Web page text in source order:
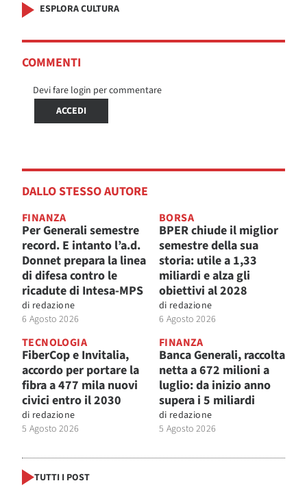
ESPLORA CULTURA
COMMENTI
Devi fare login per commentare
ACCEDI
DALLO STESSO AUTORE
FINANZA
Per Generali semestre
record. E intanto l’a.d.
Donnet prepara la linea
di difesa contro le
ricadute di Intesa-MPS
di redazione
6 Agosto 2026
BORSA
BPER chiude il miglior
semestre della sua
storia: utile a 1,33
miliardi e alza gli
obiettivi al 2028
di redazione
6 Agosto 2026
TECNOLOGIA
FiberCop e Invitalia,
accordo per portare la
fibra a 477 mila nuovi
civici entro il 2030
di redazione
5 Agosto 2026
FINANZA
Banca Generali, raccolta
netta a 672 milioni a
luglio: da inizio anno
supera i 5 miliardi
di redazione
5 Agosto 2026
TUTTI I POST